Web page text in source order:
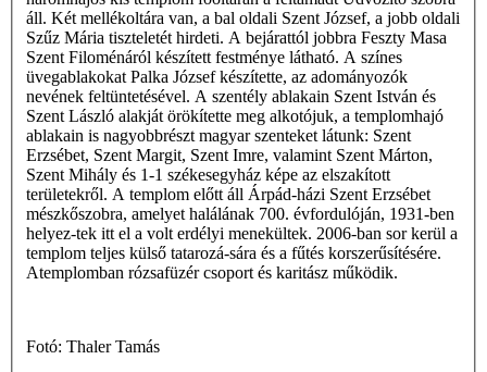
áll. Két mellékoltára van, a bal oldali Szent József, a jobb oldali
Szűz Mária tiszteletét hirdeti. A bejárattól jobbra Feszty Masa
Szent Filoménáról készített festménye látható. A színes
üvegablakokat Palka József készítette, az adományozók
nevének feltüntetésével. A szentély ablakain Szent István és
Szent László alakját örökítette meg alkotójuk, a templomhajó
ablakain is nagyobbrészt magyar szenteket látunk: Szent
Erzsébet, Szent Margit, Szent Imre, valamint Szent Márton,
Szent Mihály és 1-1 székesegyház képe az elszakított
területekről. A templom előtt áll Árpád-házi Szent Erzsébet
mészkőszobra, amelyet halálának 700. évfordulóján, 1931-ben
helyez-tek itt el a volt erdélyi menekültek. 2006-ban sor kerül a
templom teljes külső tatarozá-sára és a fűtés korszerűsítésére.
Atemplomban rózsafüzér csoport és karitász működik.
Fotó: Thaler Tamás